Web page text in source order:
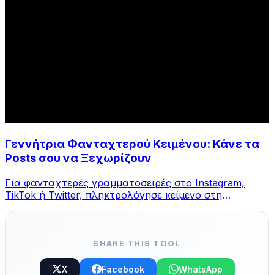
Γεννήτρια Φανταχτερού Κειμένου: Κάνε τα
Posts σου να Ξεχωρίζουν
Για φανταχτερές γραμματοσειρές στο Instagram,
TikTok ή Twitter, πληκτρολόγησε κείμενο στη
SHARE THIS TOOL
X Facebook WhatsApp